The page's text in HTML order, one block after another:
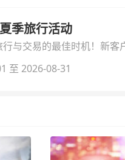
季旅行活动
与交易的最佳时机！新客
至 2026-08-31